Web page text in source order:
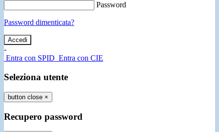
Password
Password dimenticata?
-
Entra con SPID Entra con CIE
Seleziona utente
button close ×
Recupero password